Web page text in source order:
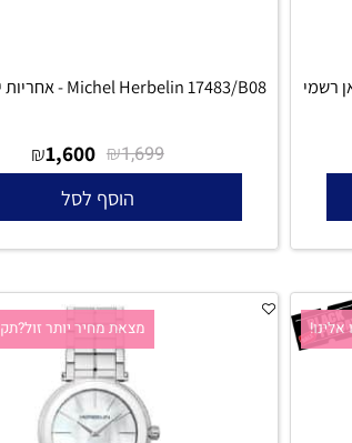
Michel Herbelin 17483/B08 - אחריות יבואן רשמי
₪
1,600
הוסף לסל